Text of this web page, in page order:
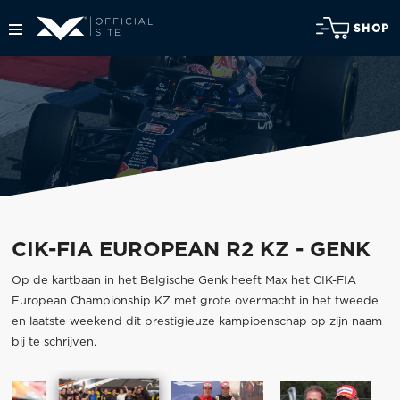
SHOP
CIK-FIA EUROPEAN R2 KZ - GENK
Op de kartbaan in het Belgische Genk heeft Max het CIK-FIA
European Championship KZ met grote overmacht in het tweede
en laatste weekend dit prestigieuze kampioenschap op zijn naam
bij te schrijven.